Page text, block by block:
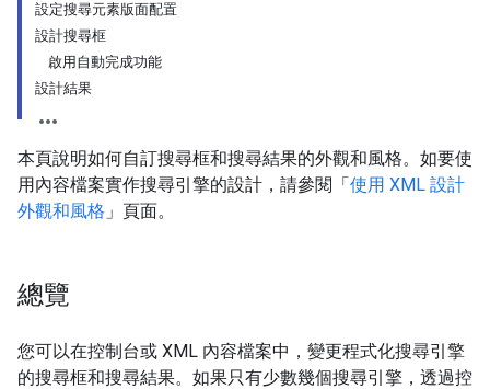
設定搜尋元素版面配置
設計搜尋框
啟用自動完成功能
設計結果
本頁說明如何自訂搜尋框和搜尋結果的外觀和風格。如要使
用內容檔案實作搜尋引擎的設計，請參閱「使用 XML 設計
外觀和風格 」頁面。
總覽
您可以在控制台或 XML 內容檔案中，變更程式化搜尋引擎
的搜尋框和搜尋結果。如果只有少數幾個搜尋引擎，透過控